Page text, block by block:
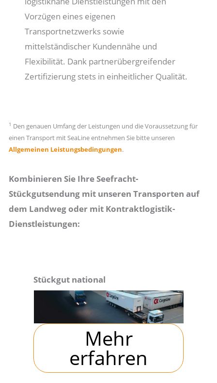
Vorzügen eines eigenen
Transportnetzwerks sowie
mittelständischer Kundennähe und
Flexibilität. Dank partnerübergreifender
Zertifizierung stets in einheitlicher Qualität.
1 Den genauen Umfang der Leistungen und die Voraussetzung für
einen Transport mit SeaLine entnehmen Sie bitte unseren
Allgemeinen Leistungsbedingungen.
Kombinieren Sie Ihre Seefracht-
Stückgutsendung mit unseren Transporten auf
dem Landweg oder mit Kontraktlogistik-
Dienstleistungen:
Stückgut national
Mehr
erfahren